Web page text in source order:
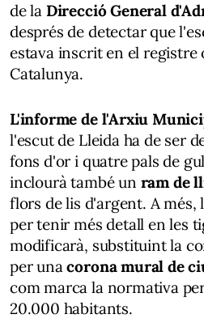
de la Direcció General
després de detectar que
estava inscrit en el registre
Catalunya.
L'informe de l'Arxiu
l'escut de Lleida ha de ser
fons d'or i quatre pals de
inclourà també un ram de
flors de lis d'argent. A més,
per tenir més detall en les
modificarà, substituint la
per unacorona mural de
com marca la normativa
20.000 habitants.